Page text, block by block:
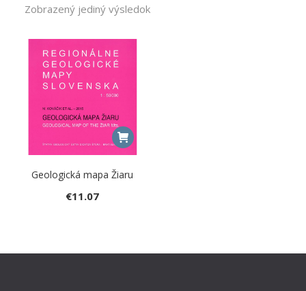
Zobrazený jediný výsledok
Geologická mapa Žiaru
€11.07